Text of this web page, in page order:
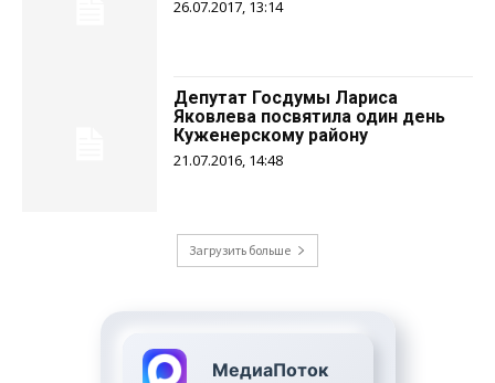
26.07.2017, 13:14
Депутат Госдумы Лариса
Яковлева посвятила один день
Куженерскому району
21.07.2016, 14:48
Загрузить больше
МедиаПоток